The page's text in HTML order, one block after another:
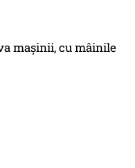
mașinii, cu mâinile